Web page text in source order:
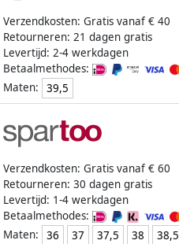
Verzendkosten: Gratis vanaf € 40
Retourneren: 21 dagen gratis
Levertijd: 2-4 werkdagen
Betaalmethodes:
Maten:
39,5
Verzendkosten: Gratis vanaf € 60
Retourneren: 30 dagen gratis
Levertijd: 1-4 werkdagen
Betaalmethodes:
Maten:
36 37 37,5 38 38,5